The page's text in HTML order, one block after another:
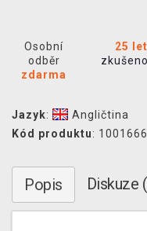
Osobní
odběr
zdarma
25 let
Jazyk:
Angličtina
Kód produktu: 1001666
Popis Diskuze